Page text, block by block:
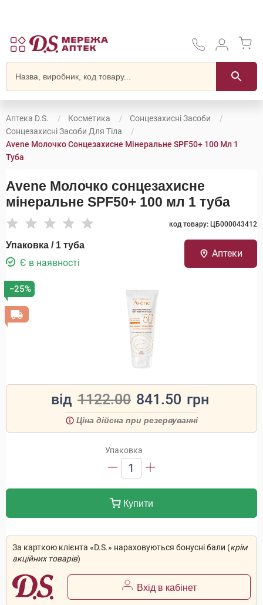
Аптека D.S. Косметика
Сонцезахисні Засоби
Сонцезахисні Засоби Для Тіла
Avene Молочко Сонцезахисне Мінеральне SPF50+ 100 Мл 1
Туба
Avene Молочко сонцезахисне
мінеральне SPF50+ 100 мл 1 туба
код товару: ЦБ000043412
Упаковка / 1 туба
Є в наявності
Аптеки
−25%
від 1122.00 841.50 грн
Ціна дійсна при резервуванні
Упаковка
1
Купити
За карткою клієнта «D.S.» нараховуються бонусні бали (крім
акційних товарів)
Вхід в кабінет